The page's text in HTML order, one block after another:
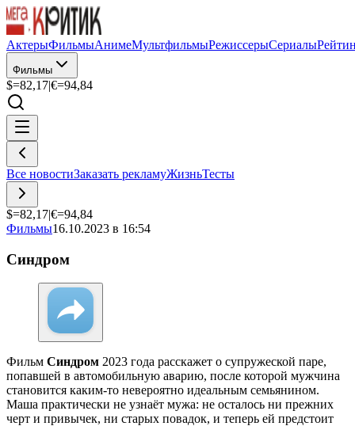
АктерыФильмыАнимеМультфильмыРежиссерыСериалы
Фильмы
$=82,17|€=94,84
Все новостиЗаказать рекламуЖизньТесты
$=82,17|€=94,84
Фильмы16.10.2023 в 16:54
Синдром
Фильм Синдром 2023 года расскажет о супружеской паре,
попавшей в автомобильную аварию, после которой мужчина
становится каким-то невероятно идеальным семьянином.
Маша практически не узнаёт мужа: не осталось ни прежних
черт и привычек, ни старых повадок, и теперь ей предстоит